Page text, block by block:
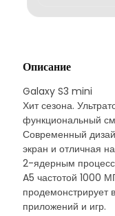
Описание
Galaxy S3 mini
Хит сезона.
функциональный
Современный
экран и отличная
2-ядерным
A5 частотой 1000
продемонстрирует
приложений и игр.